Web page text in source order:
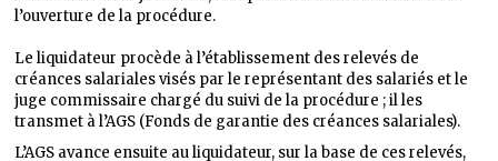
l’ouverture de la procédure.
Le liquidateur procède à l’établissement des relevés de
créances salariales visés par le représentant des salariés et le
juge commissaire chargé du suivi de la procédure ; il les
transmet à l’AGS (Fonds de garantie des créances salariales).
L’AGS avance ensuite au liquidateur, sur la base de ces relevés,